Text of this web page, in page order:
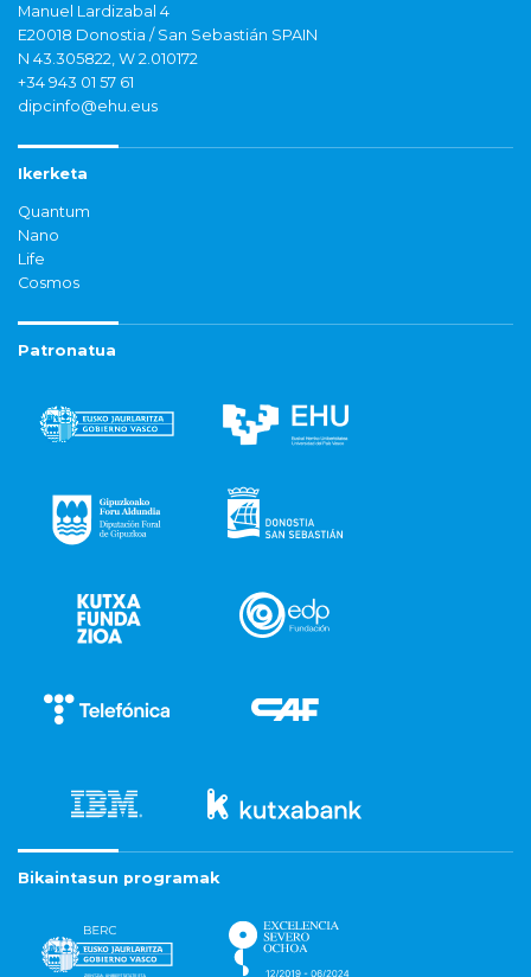
Manuel Lardizabal 4
E20018 Donostia / San Sebastián SPAIN
N 43.305822, W 2.010172
+34 943 01 57 61
dipcinfo@ehu.eus
Ikerketa
Quantum
Nano
Life
Cosmos
Patronatua
Bikaintasun programak